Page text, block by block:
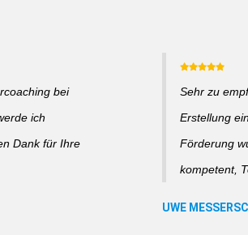
bei
ich
Dank für Ihre
Sehr zu
Erstellung
Förderung
kompetent,